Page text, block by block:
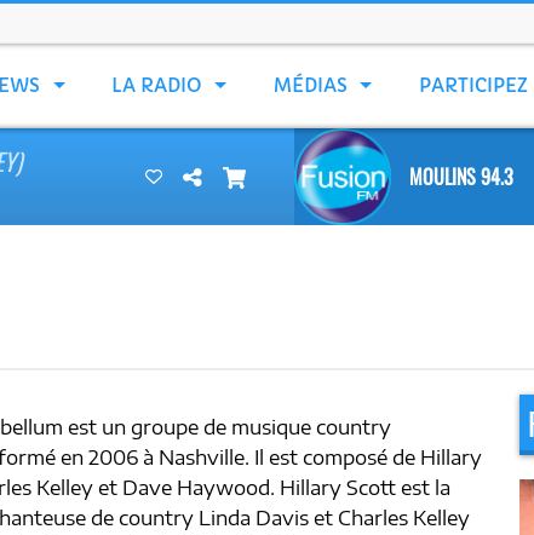
LA RADIO MÉDIAS PARTICIPEZ
MOULINS 94.3
est un groupe de musique country
en 2006 à Nashville. Il est composé de Hillary
Kelley et Dave Haywood. Hillary Scott est la
de country Linda Davis et Charles Kelley